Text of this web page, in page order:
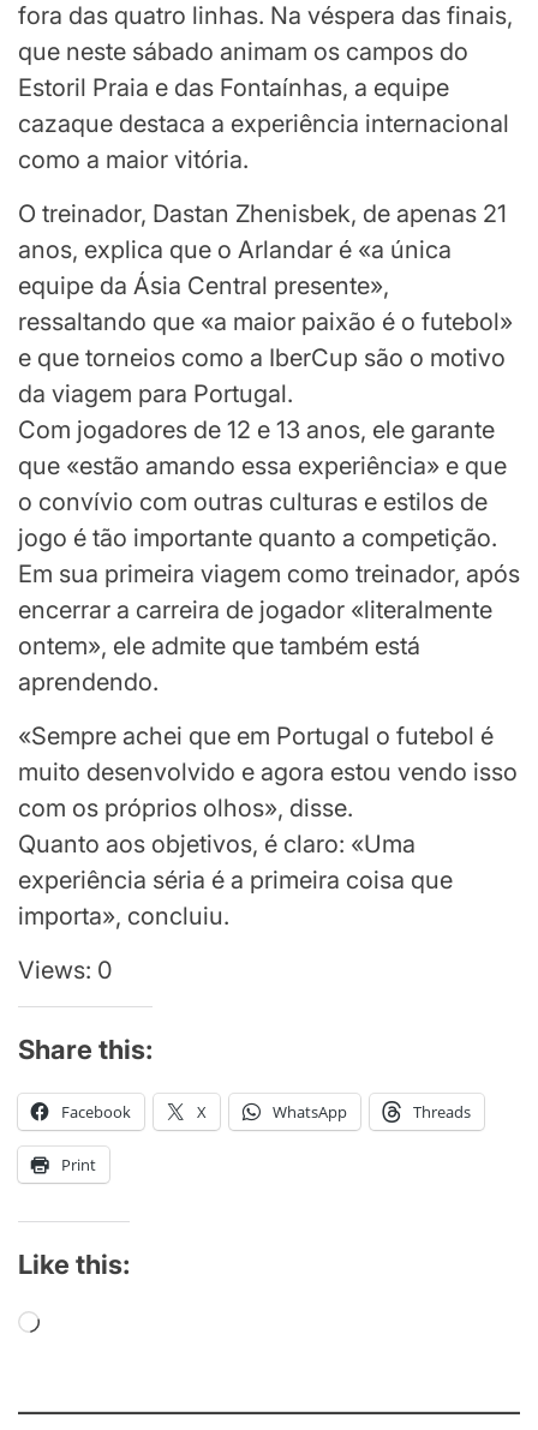
fora das quatro linhas. Na véspera das finais,
que neste sábado animam os campos do
Estoril Praia e das Fontaínhas, a equipe
cazaque destaca a experiência internacional
como a maior vitória.
O treinador, Dastan Zhenisbek, de apenas 21
anos, explica que o Arlandar é «a única
equipe da Ásia Central presente»,
ressaltando que «a maior paixão é o futebol»
e que torneios como a IberCup são o motivo
da viagem para Portugal.
Com jogadores de 12 e 13 anos, ele garante
que «estão amando essa experiência» e que
o convívio com outras culturas e estilos de
jogo é tão importante quanto a competição.
Em sua primeira viagem como treinador, após
encerrar a carreira de jogador «literalmente
ontem», ele admite que também está
aprendendo.
«Sempre achei que em Portugal o futebol é
muito desenvolvido e agora estou vendo isso
com os próprios olhos», disse.
Quanto aos objetivos, é claro: «Uma
experiência séria é a primeira coisa que
importa», concluiu.
Views: 0
Share this:
Facebook X WhatsApp Threads
Print
Like this:
Loading…